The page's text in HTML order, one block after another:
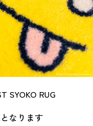
SYOKO RUG
なります